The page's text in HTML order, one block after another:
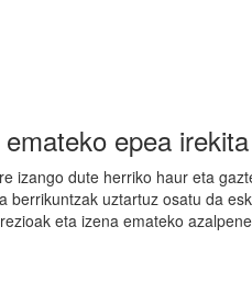
epea irekita
izango dute herriko haur eta
berrikuntzak uztartuz osatu da
eta izena emateko